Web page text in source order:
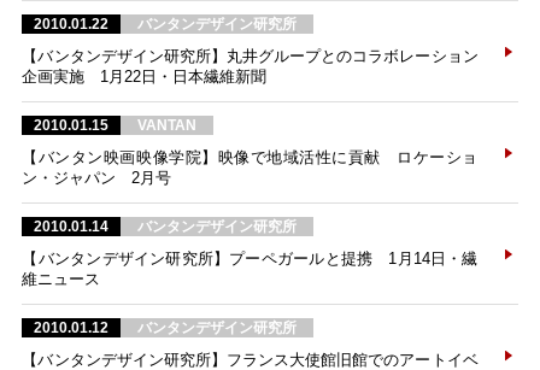
2010.01.22 バンタンデザイン研究所
【バンタンデザイン研究所】丸井グループとのコラボレーション
企画実施 1月22日・日本繊維新聞
2010.01.15 VANTAN
【バンタン映画映像学院】映像で地域活性に貢献 ロケーショ
ン・ジャパン 2月号
2010.01.14 バンタンデザイン研究所
【バンタンデザイン研究所】プーペガールと提携 1月14日・繊
維ニュース
2010.01.12 バンタンデザイン研究所
【バンタンデザイン研究所】フランス大使館旧館でのアートイベ